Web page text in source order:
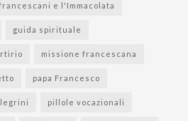
e l'Immacolata
guida spirituale
missione francescana
papa Francesco
pillole vocazionali